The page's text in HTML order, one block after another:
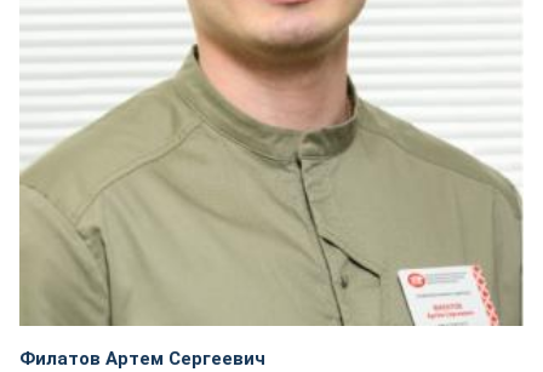
Филатов Артем Сергеевич